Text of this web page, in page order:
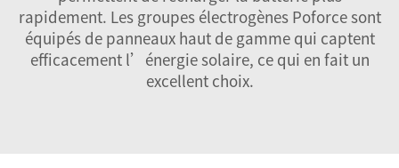
rapidement. Les groupes électrogènes Poforce sont
équipés de panneaux haut de gamme qui captent
efficacement l’énergie solaire, ce qui en fait un
excellent choix.